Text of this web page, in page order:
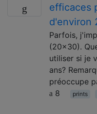
efficaces
d'environ
Parfois,
(20x30).
utiliser si je
ans?
préoccupe
8
prints